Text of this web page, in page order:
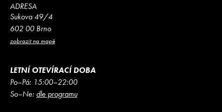
ADRESA
Sukova 49/4
602 00 Brno
zobrazit na mapě
LETNÍ OTEVÍRACÍ DOBA
Po–Pá: 15:00–22:00
So–Ne: dle programu